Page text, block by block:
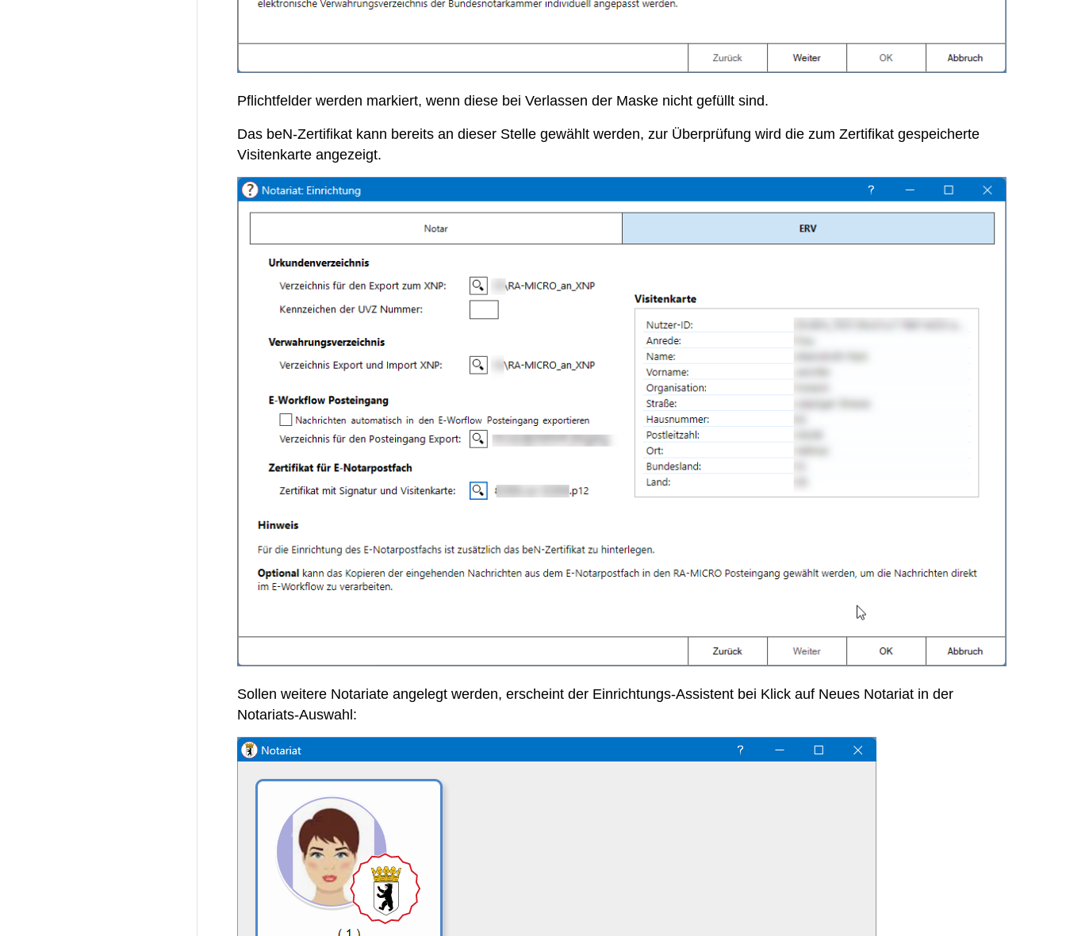
Pflichtfelder werden markiert, wenn diese bei Verlassen der Maske nicht gefüllt sind.
Das beN-Zertifikat kann bereits an dieser Stelle gewählt werden, zur Überprüfung wird die zum Zertifikat gespeicherte
Visitenkarte angezeigt.
Sollen weitere Notariate angelegt werden, erscheint der Einrichtungs-Assistent bei Klick auf Neues Notariat in der
Notariats-Auswahl: